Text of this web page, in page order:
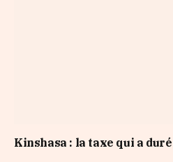
Kinshasa : la taxe qui a